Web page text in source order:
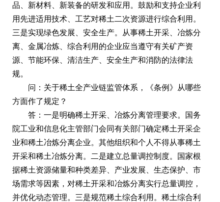
品、新材料、新装备的研发和应用。鼓励和支持企业利
用先进适用技术、工艺对稀土二次资源进行综合利用。
三是实现绿色发展、安全生产。从事稀土开采、冶炼分
离、金属冶炼、综合利用的企业应当遵守有关矿产资
源、节能环保、清洁生产、安全生产和消防的法律法
规。
问：关于稀土全产业链监管体系，《条例》从哪些
方面作了规定？
答：一是明确稀土开采、冶炼分离管理要求。国务
院工业和信息化主管部门会同有关部门确定稀土开采企
业和稀土冶炼分离企业。其他组织和个人不得从事稀土
开采和稀土冶炼分离。二是建立总量调控制度。国家根
据稀土资源储量和种类差异、产业发展、生态保护、市
场需求等因素，对稀土开采和冶炼分离实行总量调控，
并优化动态管理。三是规范稀土综合利用。稀土综合利